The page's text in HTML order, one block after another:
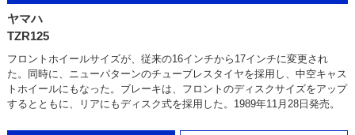
ヤマハ
TZR125
フロントホイールサイズが、従来の16インチから17インチに変更され
た。同時に、ニューパターンのチューブレスタイヤを採用し、中空キャス
トホイールにもなった。ブレーキは、フロントのディスクサイズをアップ
するとともに、リアにもディスク式を採用した。1989年11月28日発売。